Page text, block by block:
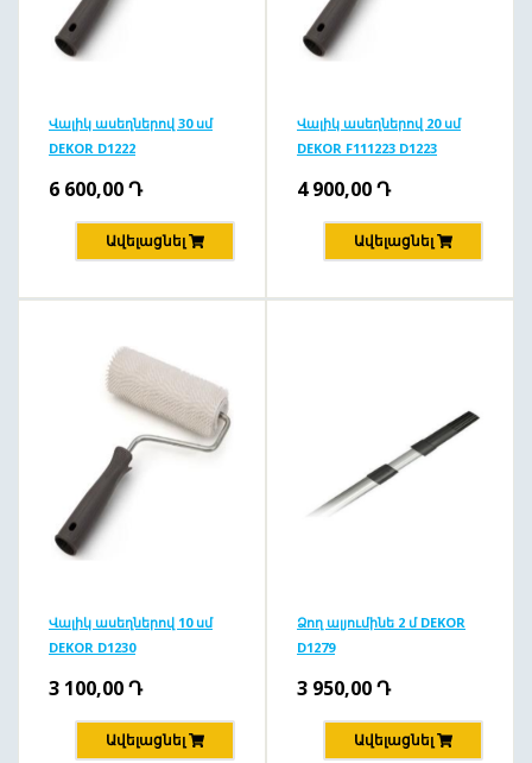
Վալիկ ասեղներով 30 սմ
DEKOR D1222
6 600,00Դ
Ավելացնել
Վալիկ ասեղներով 20 սմ
DEKOR F111223 D1223
4 900,00Դ
Ավելացնել
Վալիկ ասեղներով 10 սմ
DEKOR D1230
3 100,00Դ
Ավելացնել
Ձող ալյումինե 2 մ DEKOR
D1279
3 950,00Դ
Ավելացնել